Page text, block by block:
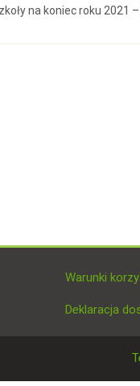
na koniec roku 2021 –
Warunki
Deklaracja